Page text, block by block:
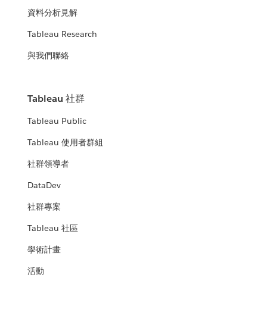
資料分析見解
Tableau Research
與我們聯絡
Tableau 社群
Tableau Public
Tableau 使用者群組
社群領導者
DataDev
社群專案
Tableau 社區
學術計畫
活動